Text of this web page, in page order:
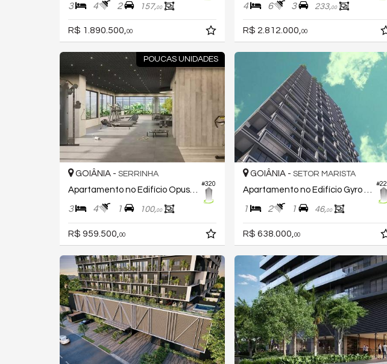
3 4 2 157,00
R$ 1.890.500,00
4 6 3 233,00
R$ 2.812.000,00
POUCAS UNIDADES
#320
GOIÂNIA - SERRINHA
Apartamento no Edifício Opus Nildo
3 4 1 100,00
R$ 959.500, 00
GOIÂNIA - SETOR MARISTA
Apartamento no Edifício Gyro Rooftop
1 2 1 46,00
R$ 638.000, 00